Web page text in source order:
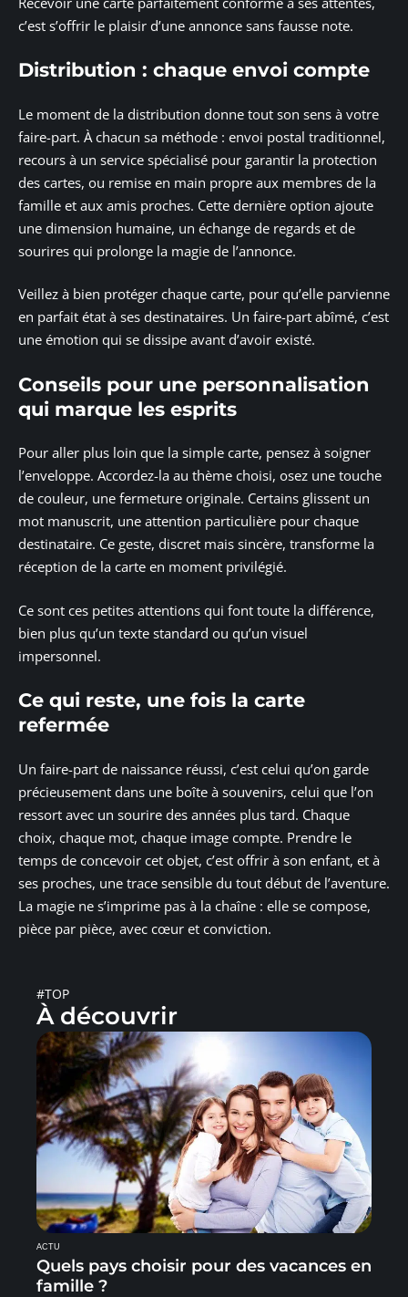
c’est s’offrir le plaisir d’une annonce sans fausse note.
Distribution : chaque envoi compte
Le moment de la distribution donne tout son sens à votre
faire-part. À chacun sa méthode : envoi postal traditionnel,
recours à un service spécialisé pour garantir la protection
des cartes, ou remise en main propre aux membres de la
famille et aux amis proches. Cette dernière option ajoute
une dimension humaine, un échange de regards et de
sourires qui prolonge la magie de l’annonce.
Veillez à bien protéger chaque carte, pour qu’elle parvienne
en parfait état à ses destinataires. Un faire-part abîmé, c’est
une émotion qui se dissipe avant d’avoir existé.
Conseils pour une personnalisation
qui marque les esprits
Pour aller plus loin que la simple carte, pensez à soigner
l’enveloppe. Accordez-la au thème choisi, osez une touche
de couleur, une fermeture originale. Certains glissent un
mot manuscrit, une attention particulière pour chaque
destinataire. Ce geste, discret mais sincère, transforme la
réception de la carte en moment privilégié.
Ce sont ces petites attentions qui font toute la différence,
bien plus qu’un texte standard ou qu’un visuel
impersonnel.
Ce qui reste, une fois la carte
refermée
Un faire-part de naissance réussi, c’est celui qu’on garde
précieusement dans une boîte à souvenirs, celui que l’on
ressort avec un sourire des années plus tard. Chaque
choix, chaque mot, chaque image compte. Prendre le
temps de concevoir cet objet, c’est offrir à son enfant, et à
ses proches, une trace sensible du tout début de l’aventure.
La magie ne s’imprime pas à la chaîne : elle se compose,
pièce par pièce, avec cœur et conviction.
#TOP
À découvrir
ACTU
Quels pays choisir pour des vacances en
famille ?